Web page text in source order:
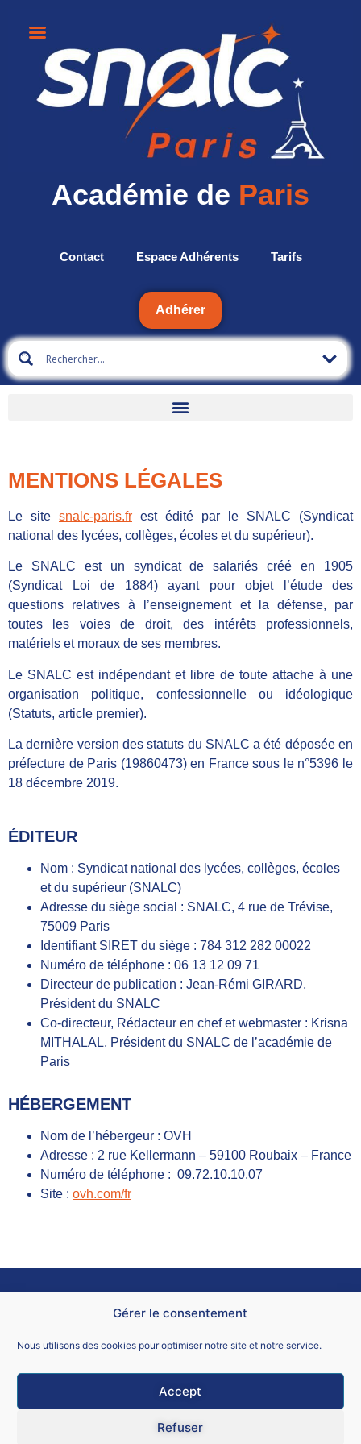
Gérer le consentement
Nous utilisons des cookies pour optimiser notre site et notre service.
Accept
Refuser
Académie de Paris
Contact Espace Adhérents Tarifs
Adhérer
MENTIONS LÉGALES
Le site snalc-paris.fr est édité par le SNALC (Syndicat
national des lycées, collèges, écoles et du supérieur).
Le SNALC est un syndicat de salariés créé en 1905
(Syndicat Loi de 1884) ayant pour objet l’étude des
questions relatives à l’enseignement et la défense, par
toutes les voies de droit, des intérêts professionnels,
matériels et moraux de ses membres.
Le SNALC est indépendant et libre de toute attache à une
organisation politique, confessionnelle ou idéologique
(Statuts, article premier).
La dernière version des statuts du SNALC a été déposée en
préfecture de Paris (19860473) en France sous le n°5396 le
18 décembre 2019.
ÉDITEUR
Nom : Syndicat national des lycées, collèges, écoles
et du supérieur (SNALC)
Adresse du siège social : SNALC, 4 rue de Trévise,
75009 Paris
Identifiant SIRET du siège : 784 312 282 00022
Numéro de téléphone : 06 13 12 09 71
Directeur de publication : Jean-Rémi GIRARD,
Président du SNALC
Co-directeur, Rédacteur en chef et webmaster : Krisna
MITHALAL, Président du SNALC de l’académie de
Paris
HÉBERGEMENT
Nom de l’hébergeur : OVH
Adresse : 2 rue Kellermann – 59100 Roubaix – France
Numéro de téléphone : 09.72.10.10.07
Site : ovh.com/fr